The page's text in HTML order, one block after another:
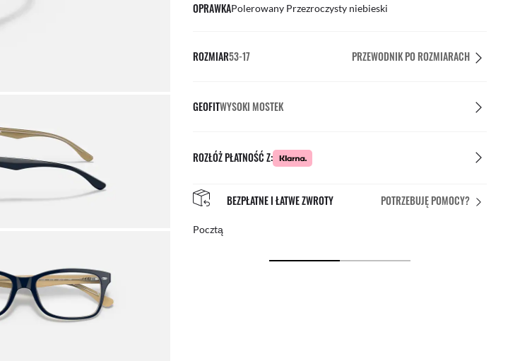
OPRAWKAPolerowany Przezroczysty niebieski
ROZMIAR53-17 PRZEWODNIK PO ROZMIARACH
GEOFITWYSOKI MOSTEK
ROZŁÓŻ PŁATNOŚĆ Z:
POTRZEBUJĘ POMOCY?
BEZPŁATNE I ŁATWE ZWROTY
Pocztą